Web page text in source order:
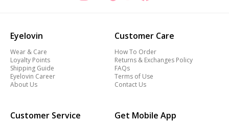
Eyelovin
Wear & Care
Loyalty Points
Shipping Guide
Eyelovin Career
About Us
Customer Care
How To Order
Returns & Exchanges Policy
FAQs
Terms of Use
Contact Us
Customer Service Get Mobile App